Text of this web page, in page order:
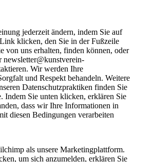
jederzeit ändern, indem Sie auf
klicken, den Sie in der Fußzeile
von uns erhalten, finden können, oder
newsletter@kunstverein-
Wir werden Ihre
und Respekt behandeln. Weitere
Datenschutzpraktiken finden Sie
Indem Sie unten klicken, erklären Sie
dass wir Ihre Informationen in
diesen Bedingungen verarbeiten
als unsere Marketingplattform.
um sich anzumelden, erklären Sie